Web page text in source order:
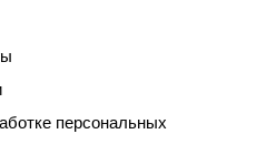
персональных